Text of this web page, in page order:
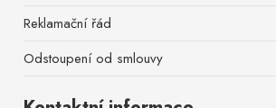
Reklamační řád
Odstoupení od smlouvy